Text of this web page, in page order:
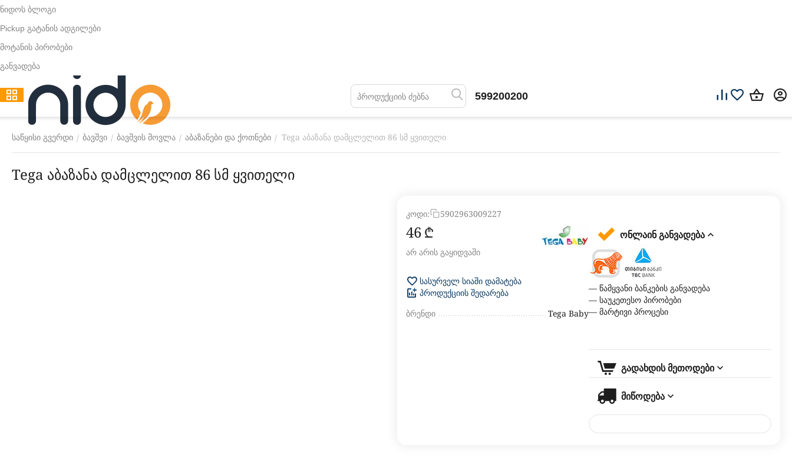
ნიდოს ბლოგი
Pickup გატანის ადგილები
მოტანის პირობები
განვადება
599200200
საწყისი გვერდი / ბავშვი / ბავშვის მოვლა / აბაზანები და ქოთნები / Tega აბაზანა დამცლელით 86 სმ ყვითელი
Tega აბაზანა დამცლელით 86 სმ ყვითელი
კოდი: 5902963009227
‍46‍₾
არ არის გაყიდვაში
სასურველ სიაში დამატება
პროდუქციის შედარება
ბრენდი Tega Baby
ონლაინ განვადება
— წამყვანი ბანკების განვადება
— საუკეთესო პირობები
— მარტივი პროცესი
გადახდის მეთოდები
მიწოდება